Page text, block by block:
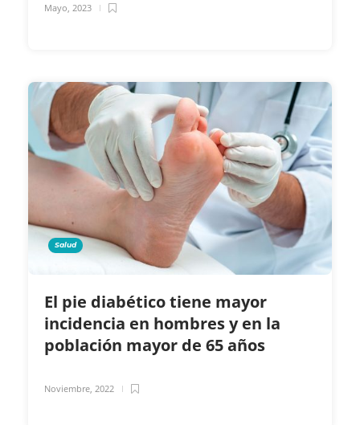
Mayo, 2023
Salud
El pie diabético tiene mayor
incidencia en hombres y en la
población mayor de 65 años
Noviembre, 2022